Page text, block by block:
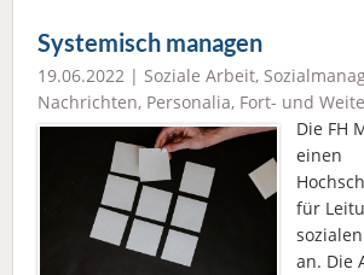
Systemisch managen
19.06.2022 | Soziale Arbeit,
Nachrichten, Personalia, Fort- und
Die FH
einen
für
an. Die